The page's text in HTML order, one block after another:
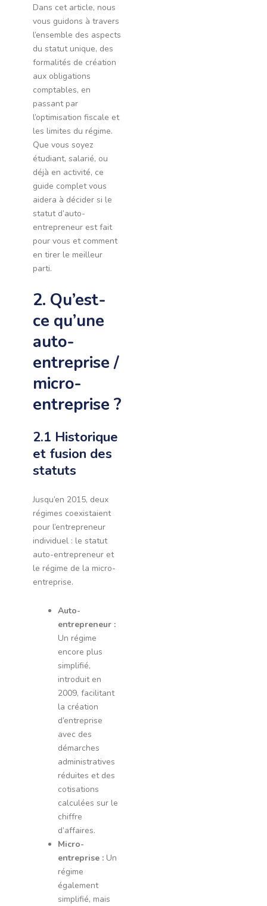
Dans cet article, nous
vous guidons à travers
l’ensemble des aspects
du statut unique, des
formalités de création
aux obligations
comptables, en
passant par
l’optimisation fiscale et
les limites du régime.
Que vous soyez
étudiant, salarié, ou
déjà en activité, ce
guide complet vous
aidera à décider si le
statut d’auto-
entrepreneur est fait
pour vous et comment
en tirer le meilleur
parti.
2. Qu’est-
ce qu’une
auto-
entreprise /
micro-
entreprise ?
2.1 Historique
et fusion des
statuts
Jusqu’en 2015, deux
régimes coexistaient
pour l’entrepreneur
individuel : le statut
auto-entrepreneur et
le régime de la micro-
entreprise.
Auto-
entrepreneur :
Un régime
encore plus
simplifié,
introduit en
2009, facilitant
la création
d’entreprise
avec des
démarches
administratives
réduites et des
cotisations
calculées sur le
chiffre
d’affaires.
Micro-
entreprise :Un
régime
également
simplifié, mais